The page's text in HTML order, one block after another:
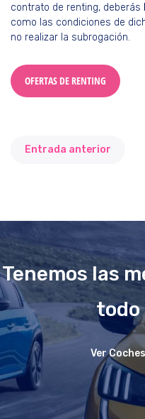
contrato de renting, deberás
como las condiciones de
no realizar la subrogación.
OFERTAS DE RENTING
Entrada anterior
Tenemos las
todo
Ver